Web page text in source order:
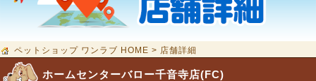
ペットショップ ワンラブ HOME > 店舗詳細
ホームセンターバロー千音寺店(FC)